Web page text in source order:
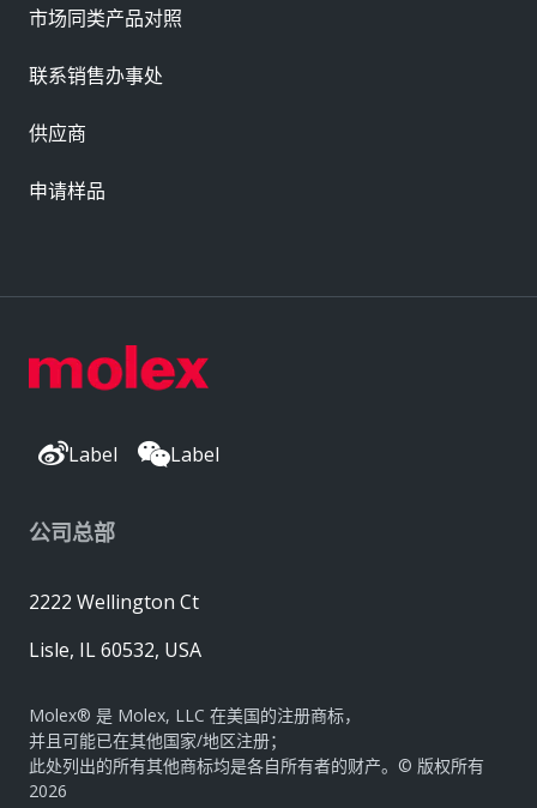
Label Label
公司总部
2222 Wellington Ct
Lisle, IL 60532, USA
Molex® 是 Molex, LLC 在美国的注册商标，
并且可能已在其他国家/地区注册；
此处列出的所有其他商标均是各自所有者的财产。© 版权所有
2026
市场同类产品对照
联系销售办事处
供应商
申请样品